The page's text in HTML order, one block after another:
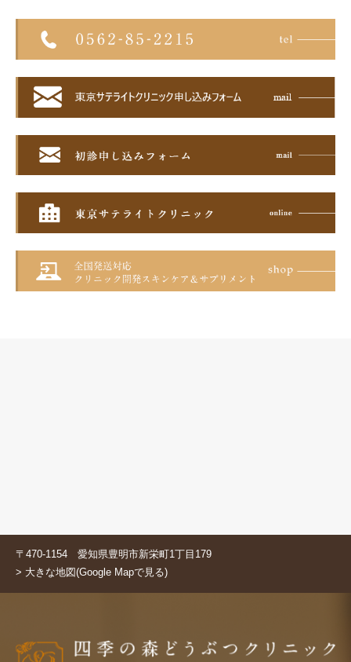
〒470-1154 愛知県豊明市新栄町1丁目179
> 大きな地図(Google Mapで見る)